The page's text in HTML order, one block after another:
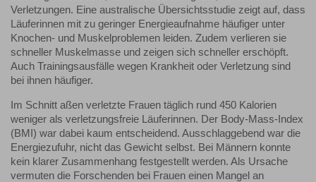
Verletzungen. Eine australische Übersichtsstudie zeigt auf, dass
Läuferinnen mit zu geringer Energieaufnahme häufiger unter
Knochen- und Muskelproblemen leiden. Zudem verlieren sie
schneller Muskelmasse und zeigen sich schneller erschöpft.
Auch Trainingsausfälle wegen Krankheit oder Verletzung sind
bei ihnen häufiger.
Im Schnitt aßen verletzte Frauen täglich rund 450 Kalorien
weniger als verletzungsfreie Läuferinnen. Der Body-Mass-Index
(BMI) war dabei kaum entscheidend. Ausschlaggebend war die
Energiezufuhr, nicht das Gewicht selbst. Bei Männern konnte
kein klarer Zusammenhang festgestellt werden. Als Ursache
vermuten die Forschenden bei Frauen einen Mangel an